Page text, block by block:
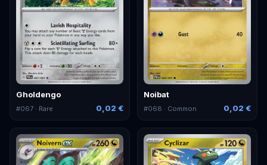
Gholdengo
#067 · Rare 0,02 €
Noibat
#068 · Common 0,02 €